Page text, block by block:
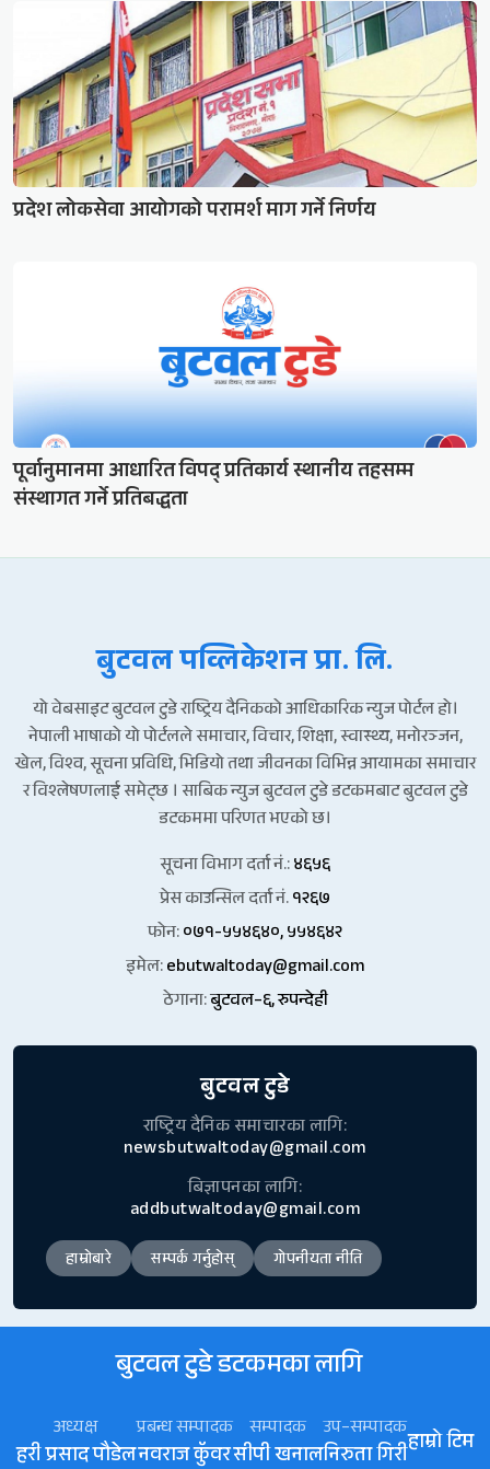
प्रदेश लोकसेवा आयोगको परामर्श माग गर्ने निर्णय
पूर्वानुमानमा आधारित विपद् प्रतिकार्य स्थानीय तहसम्म
संस्थागत गर्ने प्रतिबद्धता
बुटवल पव्लिकेशन प्रा. लि.
यो वेबसाइट बुटवल टुडे राष्ट्रिय दैनिकको आधिकारिक न्युज पोर्टल हो।
नेपाली भाषाको यो पोर्टलले समाचार, विचार, शिक्षा, स्वास्थ्य, मनोरञ्जन,
खेल, विश्व, सूचना प्रविधि, भिडियो तथा जीवनका विभिन्न आयामका समाचार
र विश्लेषणलाई समेट्छ । साबिक न्युज बुटवल टुडे डटकमबाट बुटवल टुडे
डटकममा परिणत भएको छ।
सूचना विभाग दर्ता नं.:४६५६
प्रेस काउन्सिल दर्ता नं.१२६७
फोन:०७१-५५४६४०, ५५४६४२
इमेल:ebutwaltoday@gmail.com
ठेगाना:बुटवल–६, रुपन्देही
बुटवल टुडे
राष्ट्रिय दैनिक समाचारका लागि:
newsbutwaltoday@gmail.com
बिज्ञापनका लागि:
addbutwaltoday@gmail.com
हाम्रोबारे सम्पर्क गर्नुहोस् गोपनीयता नीति
बुटवल टुडे डटकमका लागि
अध्यक्ष
हरी प्रसाद पौडेल
प्रबन्ध सम्पादक
नवराज कॅुवर
सम्पादक
सीपी खनाल
उप–सम्पादक
निरुता गिरीहाम्रो टिम